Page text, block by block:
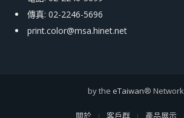
傳真: 02-2246-5696
print.color@msa.hinet.net
by the eTaiwan® Network
關於 客戶群 產品展示